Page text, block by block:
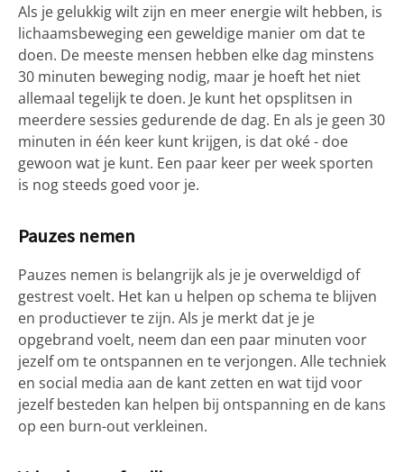
Als je gelukkig wilt zijn en meer energie wilt hebben, is
lichaamsbeweging een geweldige manier om dat te
doen. De meeste mensen hebben elke dag minstens
30 minuten beweging nodig, maar je hoeft het niet
allemaal tegelijk te doen. Je kunt het opsplitsen in
meerdere sessies gedurende de dag. En als je geen 30
minuten in één keer kunt krijgen, is dat oké - doe
gewoon wat je kunt. Een paar keer per week sporten
is nog steeds goed voor je.
Pauzes nemen
Pauzes nemen is belangrijk als je je overweldigd of
gestrest voelt. Het kan u helpen op schema te blijven
en productiever te zijn. Als je merkt dat je je
opgebrand voelt, neem dan een paar minuten voor
jezelf om te ontspannen en te verjongen. Alle techniek
en social media aan de kant zetten en wat tijd voor
jezelf besteden kan helpen bij ontspanning en de kans
op een burn-out verkleinen.